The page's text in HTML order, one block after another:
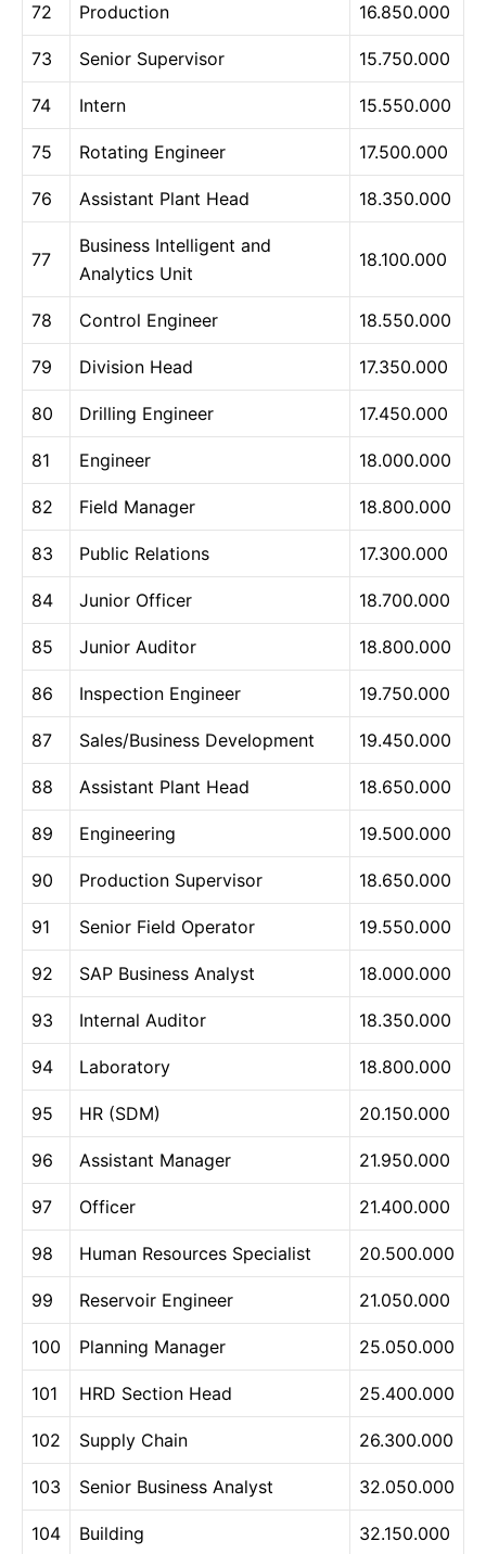
72 Production 16.850.000
73 Senior Supervisor 15.750.000
74 Intern 15.550.000
75 Rotating Engineer 17.500.000
76 Assistant Plant Head 18.350.000
77
Business Intelligent and
Analytics Unit
18.100.000
78 Control Engineer 18.550.000
79 Division Head 17.350.000
80 Drilling Engineer 17.450.000
81 Engineer 18.000.000
82 Field Manager 18.800.000
83 Public Relations 17.300.000
84 Junior Officer 18.700.000
85 Junior Auditor 18.800.000
86 Inspection Engineer 19.750.000
87 Sales/Business Development 19.450.000
88 Assistant Plant Head 18.650.000
89 Engineering 19.500.000
90 Production Supervisor 18.650.000
91 Senior Field Operator 19.550.000
92 SAP Business Analyst 18.000.000
93 Internal Auditor 18.350.000
94 Laboratory 18.800.000
95 HR (SDM) 20.150.000
96 Assistant Manager 21.950.000
97 Officer 21.400.000
98 Human Resources Specialist 20.500.000
99 Reservoir Engineer 21.050.000
100 Planning Manager 25.050.000
101 HRD Section Head 25.400.000
102 Supply Chain 26.300.000
103 Senior Business Analyst 32.050.000
104 Building 32.150.000